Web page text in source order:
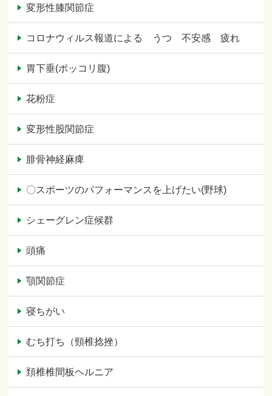
変形性膝関節症
コロナウィルス報道による うつ 不安感 疲れ
胃下垂(ポッコリ腹)
花粉症
変形性股関節症
腓骨神経麻痺
〇スポーツのパフォーマンスを上げたい(野球)
シェーグレン症候群
頭痛
顎関節症
寝ちがい
むち打ち（頸椎捻挫）
頚椎椎間板ヘルニア